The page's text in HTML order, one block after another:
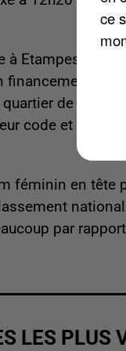
à Etampes. 10
financement
de La
code et
féminin en tête
par
LES PLUS
ce